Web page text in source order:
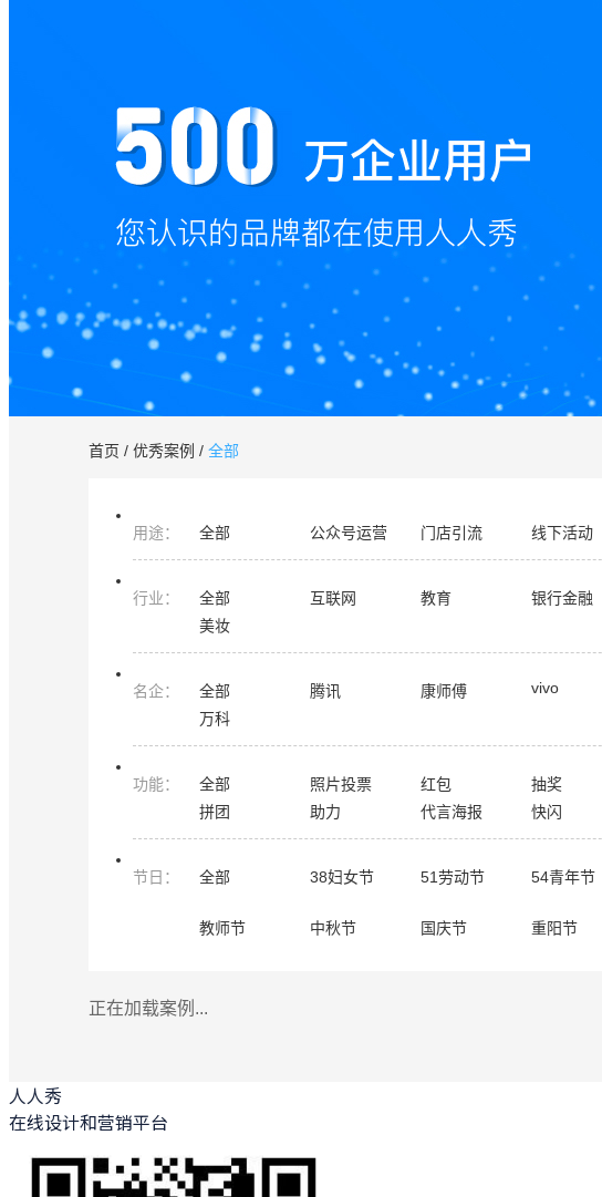
首页 / 优秀案例 / 全部
用途： 全部 公众号运营 门店引流 线下活动
行业： 全部 互联网 教育 银行金融
美妆
名企： 全部 腾讯 康师傅 vivo
万科
功能： 全部 照片投票 红包 抽奖
拼团
助力 代言海报 快闪
节日 ： 全部 38妇女节 51劳动节 54青年节
教师节
中秋节 国庆节 重阳节
正在加载案例...
人人秀
在线设计和营销平台